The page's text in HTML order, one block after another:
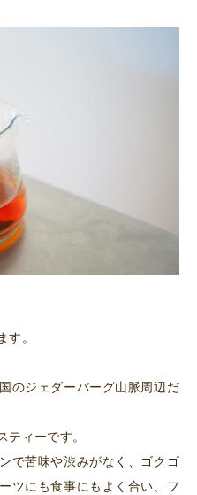
す。
のジェダーバーグ山脈周辺だ
ティーです。
で苦味や渋みがなく、ゴクゴ
ツにも食事にもよく合い、フ